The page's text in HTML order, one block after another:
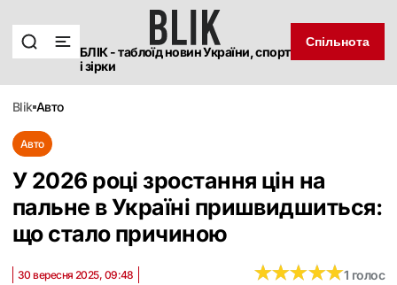
БЛІК - таблоїд новин України, спорт
і зірки
Спільнота
blik авто
Авто
У 2026 році зростання цін на
пальне в Україні пришвидшиться:
що стало причиною
30 вересня 2025, 09:48 ★★★★★
★★★★★1 голос